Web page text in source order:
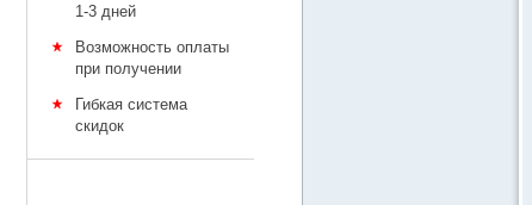
1-3 дней
Возможность оплаты
при получении
Гибкая система
скидок